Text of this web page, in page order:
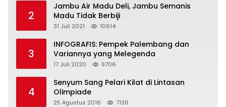
2
Jambu Air Madu Deli, Jambu Semanis
Madu Tidak Berbiji
31 Juli 2021 10614
3
INFOGRAFIS: Pempek Palembang dan
Variannya yang Melegenda
17 Juli 2020 9706
4
Senyum Sang Pelari Kilat di Lintasan
Olimpiade
25 Agustus 2016 7136